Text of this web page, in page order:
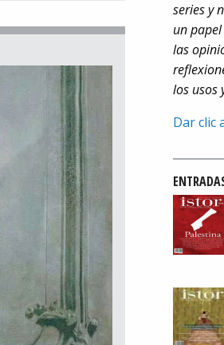
series y
un
las
los usos
Dar clic